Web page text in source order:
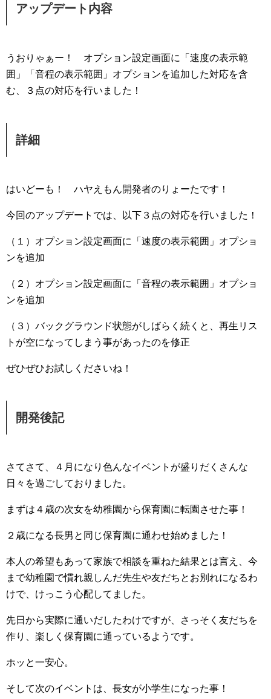
アップデート内容
うおりゃぁー！ オプション設定画面に「速度の表示範
囲」「音程の表示範囲」オプションを追加した対応を含
む、３点の対応を行いました！
詳細
はいどーも！ ハヤえもん開発者のりょーたです！
今回のアップデートでは、以下３点の対応を行いました！
（１）オプション設定画面に「速度の表示範囲」オプショ
ンを追加
（２）オプション設定画面に「音程の表示範囲」オプショ
ンを追加
（３）バックグラウンド状態がしばらく続くと、再生リス
トが空になってしまう事があったのを修正
ぜひぜひお試しくださいね！
開発後記
さてさて、４月になり色んなイベントが盛りだくさんな
日々を過ごしておりました。
まずは４歳の次女を幼稚園から保育園に転園させた事！
２歳になる長男と同じ保育園に通わせ始めました！
本人の希望もあって家族で相談を重ねた結果とは言え、今
まで幼稚園で慣れ親しんだ先生や友だちとお別れになるわ
けで、けっこう心配してました。
先日から実際に通いだしたわけですが、さっそく友だちを
作り、楽しく保育園に通っているようです。
ホッと一安心。
そして次のイベントは、長女が小学生になった事！